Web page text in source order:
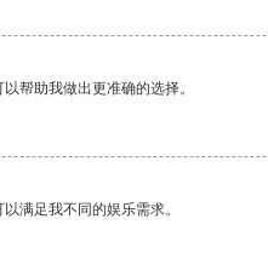
帮助我做出更准确的选择。
满足我不同的娱乐需求。